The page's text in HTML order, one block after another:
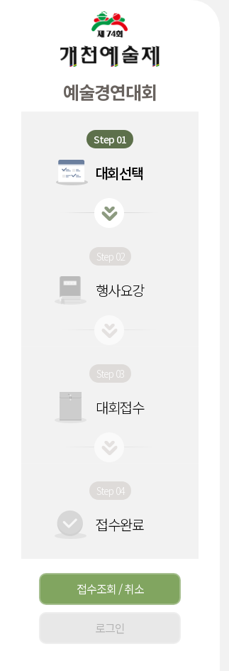
예술경연대회
Step 01
대회선택
Step 02
행사요강
Step 03
대회접수
Step 04
접수완료
접수조회 / 취소
로그인